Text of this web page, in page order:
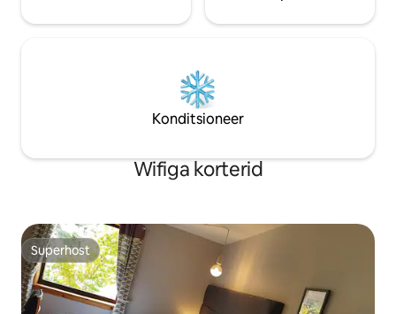
Konditsioneer
Wifiga korterid
Superhost
Superhost